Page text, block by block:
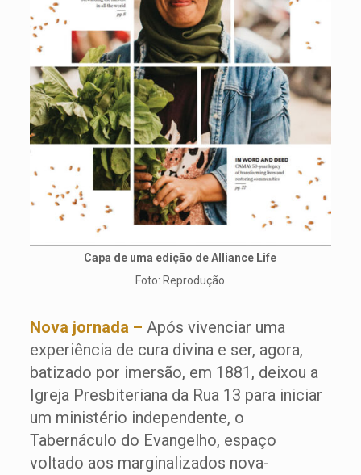
Capa de uma edição de Alliance Life
Foto: Reprodução
Nova jornada – Após vivenciar uma
experiência de cura divina e ser, agora,
batizado por imersão, em 1881, deixou a
Igreja Presbiteriana da Rua 13 para iniciar
um ministério independente, o
Tabernáculo do Evangelho, espaço
voltado aos marginalizados nova-